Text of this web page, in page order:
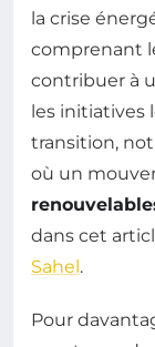
la crise
comprenant
contribuer à
les initiatives
transition,
où un
dans cet
Sahel.
Pour